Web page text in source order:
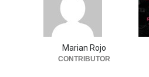
Marian Rojo
CONTRIBUTOR